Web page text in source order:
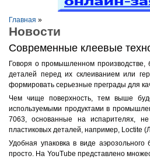
Главная »
Новости
Современные клеевые
Говоря о промышленном производстве,
деталей перед их склеиванием или
формировать серьезные преграды для
Чем чище поверхность, тем выше
используемыми продуктами в
7063, основанные на испарителях,
пластиковых деталей, например, Loctite
Удобная упаковка в виде
просто. На YouTube представлено